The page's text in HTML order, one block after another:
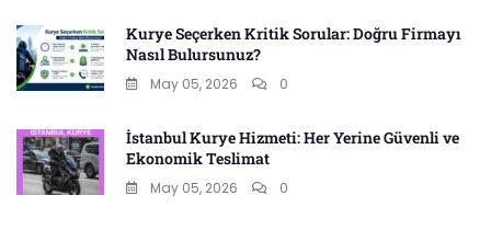
Kurye Seçerken Kritik Sorular: Doğru Firmayı
Nasıl Bulursunuz?
May 05, 2026 0
İstanbul Kurye Hizmeti: Her Yerine Güvenli ve
Ekonomik Teslimat
May 05, 2026 0